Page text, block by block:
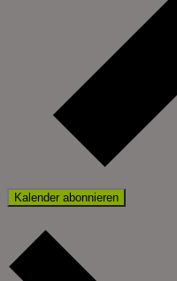
Kalender abonnieren